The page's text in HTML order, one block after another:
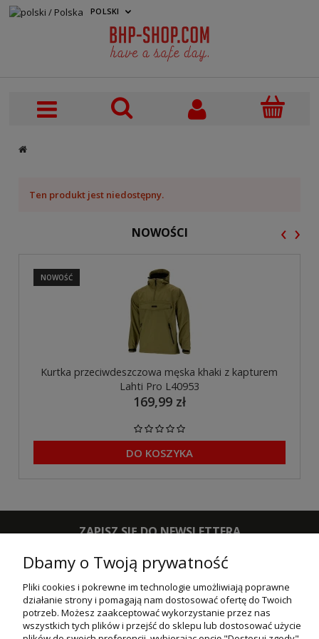
POLSKI
Ten produkt jest niedostępny.
NOWOŚCI
Kurtka przeciwdeszczowa męska khaki z kapturem
Lahti Pro L40953
169,99 zł
DO KOSZYKA
NOWOŚĆ
‹ ›
ZAPISZ SIĘ DO NEWSLETTERA
POMOC
MOJE KONTO
Dbamy o Twoją prywatność
Pliki cookies i pokrewne im technologie umożliwiają poprawne
działanie strony i pomagają nam dostosować ofertę do Twoich
potrzeb. Możesz zaakceptować wykorzystanie przez nas
wszystkich tych plików i przejść do sklepu lub dostosować użycie